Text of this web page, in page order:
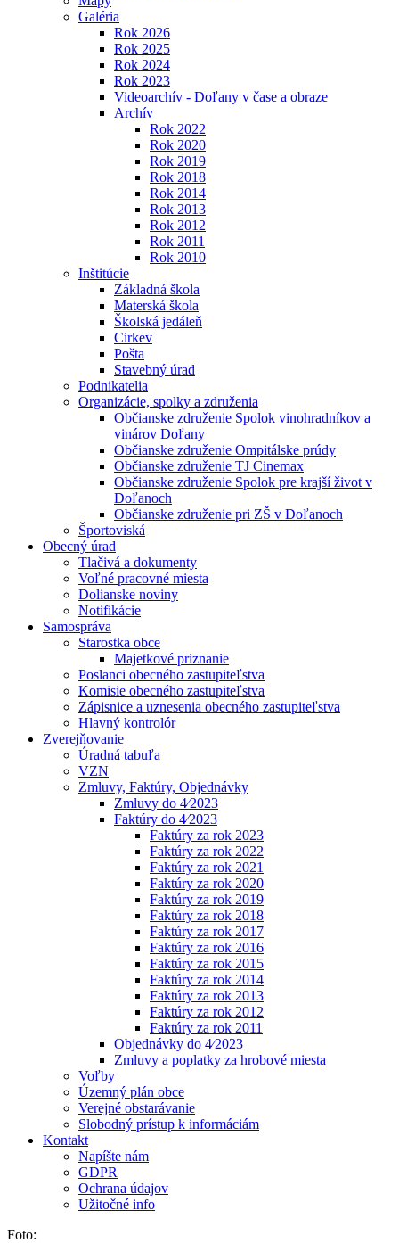
Galéria
Rok 2026
Rok 2025
Rok 2024
Rok 2023
Videoarchív - Doľany v čase a obraze
Archív
Rok 2022
Rok 2020
Rok 2019
Rok 2018
Rok 2014
Rok 2013
Rok 2012
Rok 2011
Rok 2010
Inštitúcie
Základná škola
Materská škola
Školská jedáleň
Cirkev
Pošta
Stavebný úrad
Podnikatelia
Organizácie, spolky a združenia
Občianske združenie Spolok vinohradníkov a
vinárov Doľany
Občianske združenie Ompitálske prúdy
Občianske združenie TJ Cinemax
Občianske združenie Spolok pre krajší život v
Doľanoch
Občianske združenie pri ZŠ v Doľanoch
Športoviská
Obecný úrad
Tlačivá a dokumenty
Voľné pracovné miesta
Dolianske noviny
Notifikácie
Samospráva
Starostka obce
Majetkové priznanie
Poslanci obecného zastupiteľstva
Komisie obecného zastupiteľstva
Zápisnice a uznesenia obecného zastupiteľstva
Hlavný kontrolór
Zverejňovanie
Úradná tabuľa
VZN
Zmluvy, Faktúry, Objednávky
Zmluvy do 4⁄2023
Faktúry do 4⁄2023
Faktúry za rok 2023
Faktúry za rok 2022
Faktúry za rok 2021
Faktúry za rok 2020
Faktúry za rok 2019
Faktúry za rok 2018
Faktúry za rok 2017
Faktúry za rok 2016
Faktúry za rok 2015
Faktúry za rok 2014
Faktúry za rok 2013
Faktúry za rok 2012
Faktúry za rok 2011
Objednávky do 4⁄2023
Zmluvy a poplatky za hrobové miesta
Voľby
Územný plán obce
Verejné obstarávanie
Slobodný prístup k informáciám
Kontakt
Napíšte nám
GDPR
Ochrana údajov
Užitočné info
Foto: